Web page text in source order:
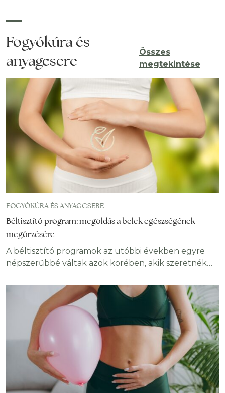
Fogyókúra és
anyagcsere
Összes
megtekintése
FOGYÓKÚRA ÉS ANYAGCSERE
Béltisztító program: megoldás a belek egészségének
megőrzésére
A béltisztító programok az utóbbi években egyre
népszerűbbé váltak azok körében, akik szeretnék
vagy egyszerűen tudatosabban támogatni
szervezetük működését. Az interneten azonban
rengeteg ellentmondásos információ kering a
témában, így nem mindig könnyű eldönteni, mi az,
ami valóban hasznos, és mi az, ami inkább mítosz.
Felmerülhet a kérdés, hogy mi a béltisztító